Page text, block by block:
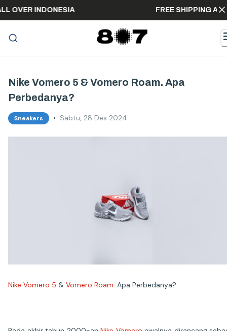
ALL OVER INDONESIA FREE
Nike Vomero 5 & Vomero Roam. Apa
Perbedanya?
Sneakers • Sabtu, 28 Des 2024
Nike Vomero 5 & Vomero Roam. Apa Perbedanya?